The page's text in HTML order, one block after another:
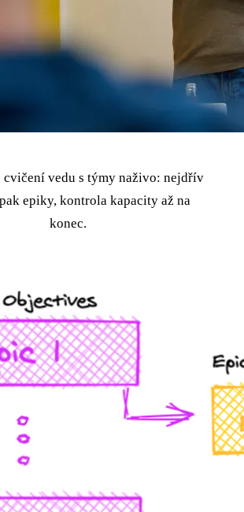
cvičení vedu s týmy naživo: nejdřív
epiky, kontrola kapacity až na
konec.